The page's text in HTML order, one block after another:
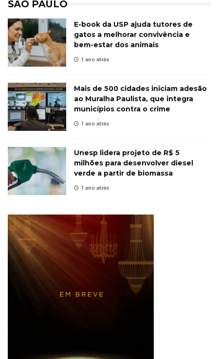
SÃO PAULO
E-book da USP ajuda tutores de
gatos a melhorar convivência e
bem-estar dos animais
1 ano atrás
Mais de 500 cidades iniciam adesão
ao Muralha Paulista, que integra
municípios contra o crime
1 ano atrás
Unesp lidera projeto de R$ 5
milhões para desenvolver diesel
verde a partir de biomassa
1 ano atrás